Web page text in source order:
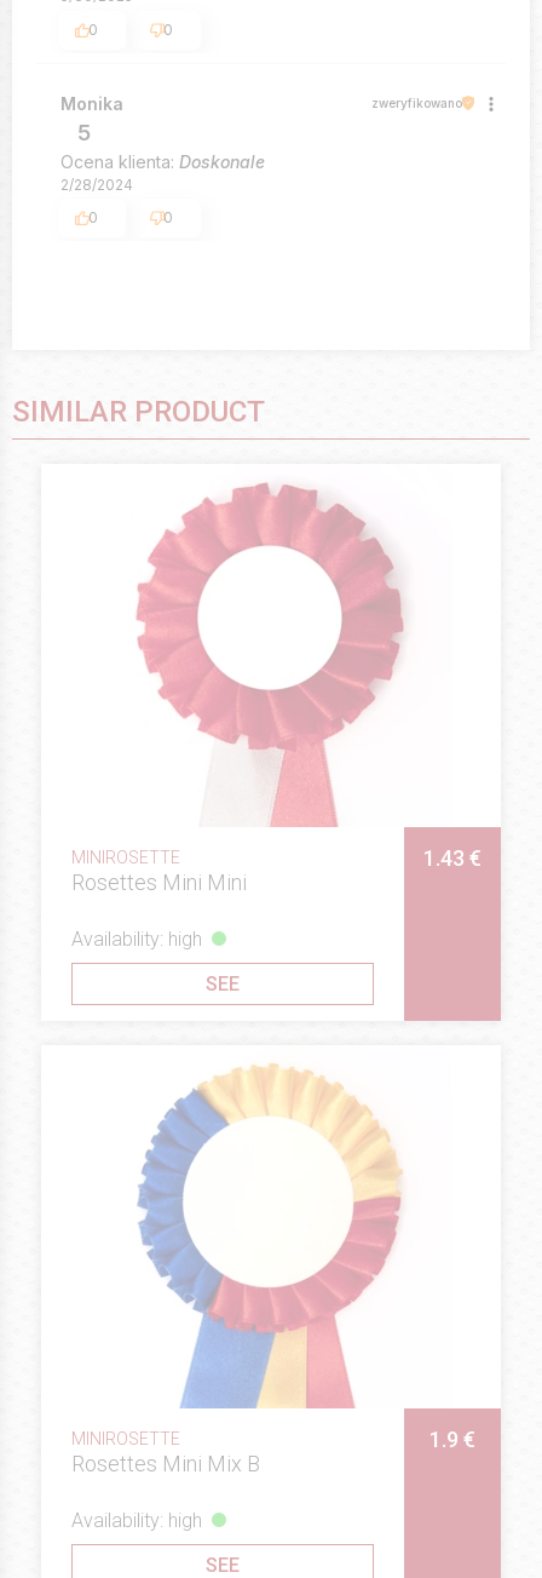
0
0
Monika zweryfikowano
5
Ocena klienta: Doskonale
2/28/2024
0
0
SIMILAR PRODUCT
MINIROSETTE
Rosettes Mini Mini
1.43 €
Availability: high
SEE
MINIROSETTE
Rosettes Mini Mix B
1.9 €
Availability: high
SEE